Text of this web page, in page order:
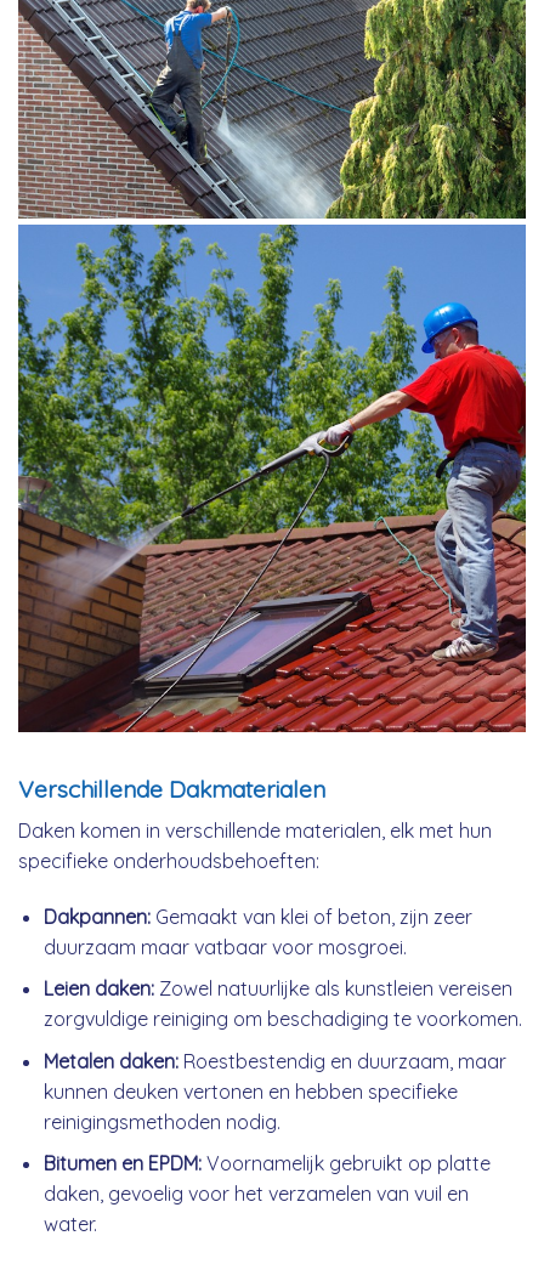
Verschillende Dakmaterialen
Daken komen in verschillende materialen, elk met hun
specifieke onderhoudsbehoeften:
Dakpannen:Gemaakt van klei of beton, zijn zeer
duurzaam maar vatbaar voor mosgroei.
Leien daken:Zowel natuurlijke als kunstleien vereisen
zorgvuldige reiniging om beschadiging te voorkomen.
Metalen daken:Roestbestendig en duurzaam, maar
kunnen deuken vertonen en hebben specifieke
reinigingsmethoden nodig.
Bitumen en EPDM:Voornamelijk gebruikt op platte
daken, gevoelig voor het verzamelen van vuil en
water.